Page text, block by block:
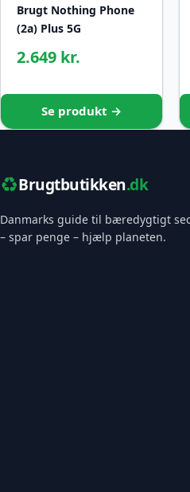
Brugt Nothing Phone
(2a) Plus 5G
2.649 kr.
Se produkt →
♻️Brugtbutikken.dk
Danmarks guide til bæredygtigt
– spar penge – hjælp planeten.